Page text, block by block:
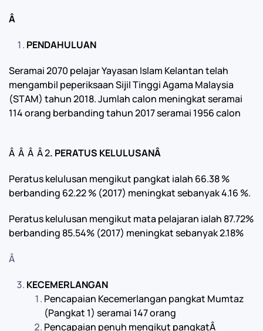
Â
PENDAHULUAN
Seramai 2070 pelajar Yayasan Islam Kelantan telah
mengambil peperiksaan Sijil Tinggi Agama Malaysia
(STAM) tahun 2018. Jumlah calon meningkat seramai
114 orang berbanding tahun 2017 seramai 1956 calon
Â Â Â Â 2. PERATUS KELULUSANÂ
Peratus kelulusan mengikut pangkat ialah 66.38 %
berbanding 62.22 % (2017) meningkat sebanyak 4.16 %.
Peratus kelulusan mengikut mata pelajaran ialah 87.72%
berbanding 85.54% (2017) meningkat sebanyak 2.18%
Â
KECEMERLANGAN
Pencapaian Kecemerlangan pangkat Mumtaz
(Pangkat 1) seramai 147 orang
Pencapaian penuh mengikut pangkatÂ